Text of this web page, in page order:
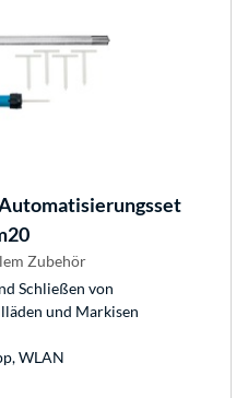
Zubehör
Schließen von
und Markisen
WLAN